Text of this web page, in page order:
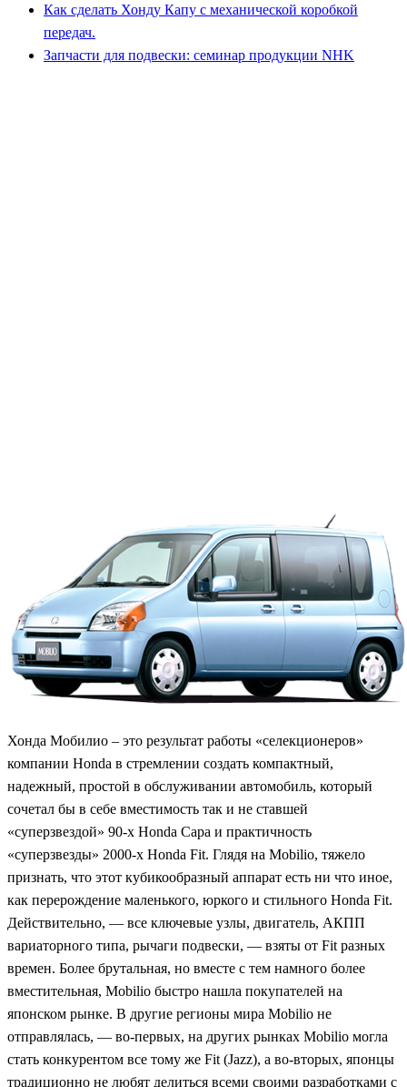
Как сделать Хонду Капу с механической коробкой
передач.
Запчасти для подвески: семинар продукции NHK
Хонда Мобилио – это результат работы «селекционеров»
компании Honda в стремлении создать компактный,
надежный, простой в обслуживании автомобиль, который
сочетал бы в себе вместимость так и не ставшей
«суперзвездой» 90-х Honda Capa и практичность
«суперзвезды» 2000-х Honda Fit. Глядя на Mobilio, тяжело
признать, что этот кубикообразный аппарат есть ни что иное,
как перерождение маленького, юркого и стильного Honda Fit.
Действительно, — все ключевые узлы, двигатель, АКПП
вариаторного типа, рычаги подвески, — взяты от Fit разных
времен. Более брутальная, но вместе с тем намного более
вместительная, Mobilio быстро нашла покупателей на
японском рынке. В другие регионы мира Mobilio не
отправлялась, — во-первых, на других рынках Mobilio могла
стать конкурентом все тому же Fit (Jazz), а во-вторых, японцы
традиционно не любят делиться всеми своими разработками с